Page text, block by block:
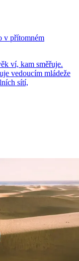
v přítomném
ví, kam směřuje.
vedoucím mládeže
sítí,